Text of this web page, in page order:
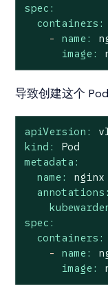
spec:
containers:
-
name:
image:
导致创建这个 Pod
apiVersion:
kind:
Pod
metadata:
name:
nginx
annotations:
spec:
containers:
-
name:
image: